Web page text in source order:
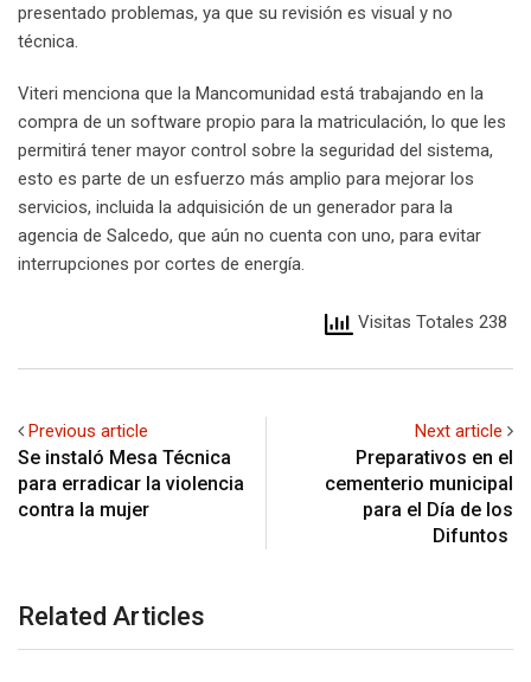
presentado problemas, ya que su revisión es visual y no
técnica.
Viteri menciona que la Mancomunidad está trabajando en la
compra de un software propio para la matriculación, lo que les
permitirá tener mayor control sobre la seguridad del sistema,
esto es parte de un esfuerzo más amplio para mejorar los
servicios, incluida la adquisición de un generador para la
agencia de Salcedo, que aún no cuenta con uno, para evitar
interrupciones por cortes de energía.
Visitas Totales 238
Previous article
Se instaló Mesa Técnica
para erradicar la violencia
contra la mujer
Next article
Preparativos en el
cementerio municipal
para el Día de los
Difuntos
Related Articles